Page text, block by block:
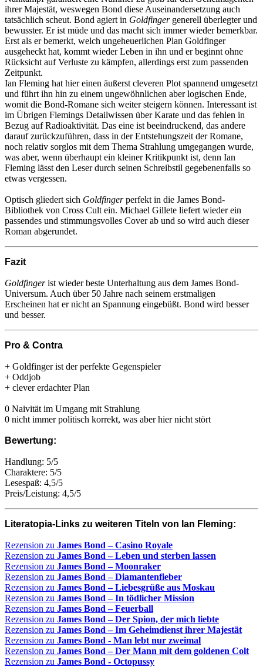
ihrer Majestät, weswegen Bond diese Auseinandersetzung auch
tatsächlich scheut. Bond agiert in Goldfingergenerell überlegter und
bewusster. Er ist müde und das macht sich immer wieder bemerkbar.
Erst als er bemerkt, welch ungeheuerlichen Plan Goldfinger
ausgeheckt hat, kommt wieder Leben in ihn und er beginnt ohne
Rücksicht auf Verluste zu kämpfen, allerdings erst zum passenden
Zeitpunkt.
Ian Fleming hat hier einen äußerst cleveren Plot spannend umgesetzt
und führt ihn hin zu einem ungewöhnlichen aber logischen Ende,
womit die Bond-Romane sich weiter steigern können. Interessant ist
im Übrigen Flemings Detailwissen über Karate und das fehlen in
Bezug auf Radioaktivität. Das eine ist beeindruckend, das andere
darauf zurückzuführen, dass in der Entstehungszeit der Romane,
noch relativ sorglos mit dem Thema Strahlung umgegangen wurde,
was aber, wenn überhaupt ein kleiner Kritikpunkt ist, denn Ian
Fleming lässt den Leser durch seinen Schreibstil gegebenenfalls so
etwas vergessen.
Optisch gliedert sich Goldfingerperfekt in die James Bond-
Bibliothek von Cross Cult ein. Michael Gillete liefert wieder ein
passendes und stimmungsvolles Cover ab und so wird auch dieser
Roman abgerundet.
Fazit
Goldfingerist wieder beste Unterhaltung aus dem James Bond-
Universum. Auch über 50 Jahre nach seinem erstmaligen
Erscheinen hat er nicht an Spannung eingebüßt. Bond wird besser
und besser.
Pro & Contra
+ Goldfinger ist der perfekte Gegenspieler
+ Oddjob
+ clever erdachter Plan
0 Naivität im Umgang mit Strahlung
0 nicht immer politisch korrekt, was aber hier nicht stört
Bewertung:
Handlung: 5/5
Charaktere: 5/5
Lesespaß: 4,5/5
Preis/Leistung: 4,5/5
Literatopia-Links zu weiteren Titeln von Ian Fleming:
Rezension zu James Bond – Casino Royale
Rezension zu James Bond – Leben und sterben lassen
Rezension zu James Bond – Moonraker
Rezension zu James Bond – Diamantenfieber
Rezension zu James Bond – Liebesgrüße aus Moskau
Rezension zu James Bond – In tödlicher Mission
Rezension zu James Bond – Feuerball
Rezension zu James Bond – Der Spion, der mich liebte
Rezension zu James Bond – Im Geheimdienst ihrer Majestät
Rezension zu James Bond - Man lebt nur zweimal
Rezension zu James Bond – Der Mann mit dem goldenen Colt
Rezension zu James Bond - Octopussy